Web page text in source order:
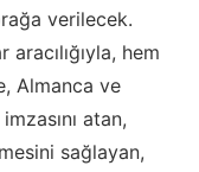
verilecek.
hem
Almanca ve
atan,
sağlayan,